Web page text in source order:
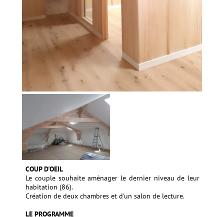
COUP D'OEIL
Le couple souhaite aménager le dernier niveau de leur
habitation (86).
Création de deux chambres et d'un salon de lecture.
LE PROGRAMME